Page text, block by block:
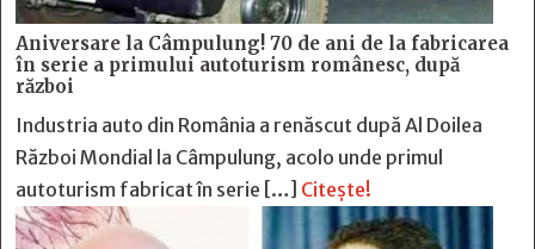
Aniversare la Câmpulung! 70 de ani de la fabricarea
în serie a primului autoturism românesc, după
război
Industria auto din România a renăscut după Al Doilea
Război Mondial la Câmpulung, acolo unde primul
autoturism fabricat în serie […] Citește!